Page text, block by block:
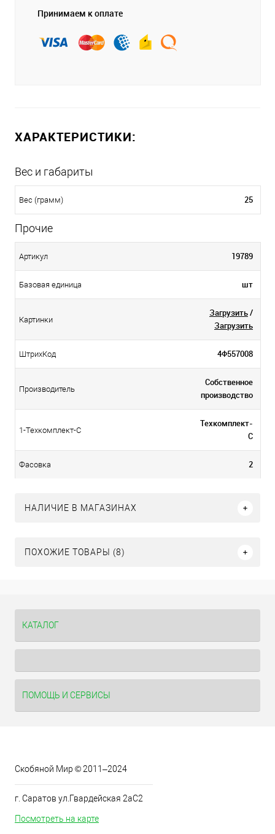
Принимаем к оплате
ХАРАКТЕРИСТИКИ:
Вес и габариты
Вес (грамм) 25
Прочие
Артикул 19789
Базовая единица шт
Картинки
Загрузить/
Загрузить
ШтрихКод 4Ф557008
Производитель
Собственное
производство
1-Техкомплект-С
Техкомплект-
С
Фасовка 2
НАЛИЧИЕ В МАГАЗИНАХ
ПОХОЖИЕ ТОВАРЫ (8)
КАТАЛОГ
ПОМОЩЬ И СЕРВИСЫ
Скобяной Мир © 2011–2024
г. Саратов ул.Гвардейская 2аС2
Посмотреть на карте